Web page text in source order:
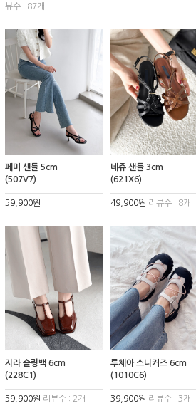
뷰수 : 87개
페미 샌들 5cm
(507V7)
59,900원
네쥬 샌들 3cm
(621X6)
49,900원 리뷰수 : 8개
지라 슬링백 6cm
(228C1)
59,900원 리뷰수 : 2개
루체아 스니커즈 6cm
(1010C6)
39,900원 리뷰수 : 3개